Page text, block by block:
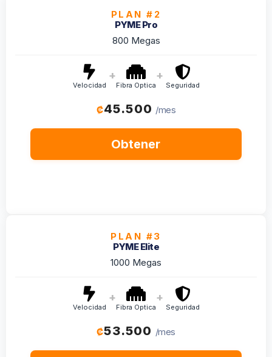
PLAN #2
PYME Pro
800 Megas
Velocidad
+
Fibra Optica
+
Seguridad
₡45.500 /mes
Obtener
PLAN #3
PYME Elite
1000 Megas
Velocidad
+
Fibra Optica
+
Seguridad
₡53.500 /mes